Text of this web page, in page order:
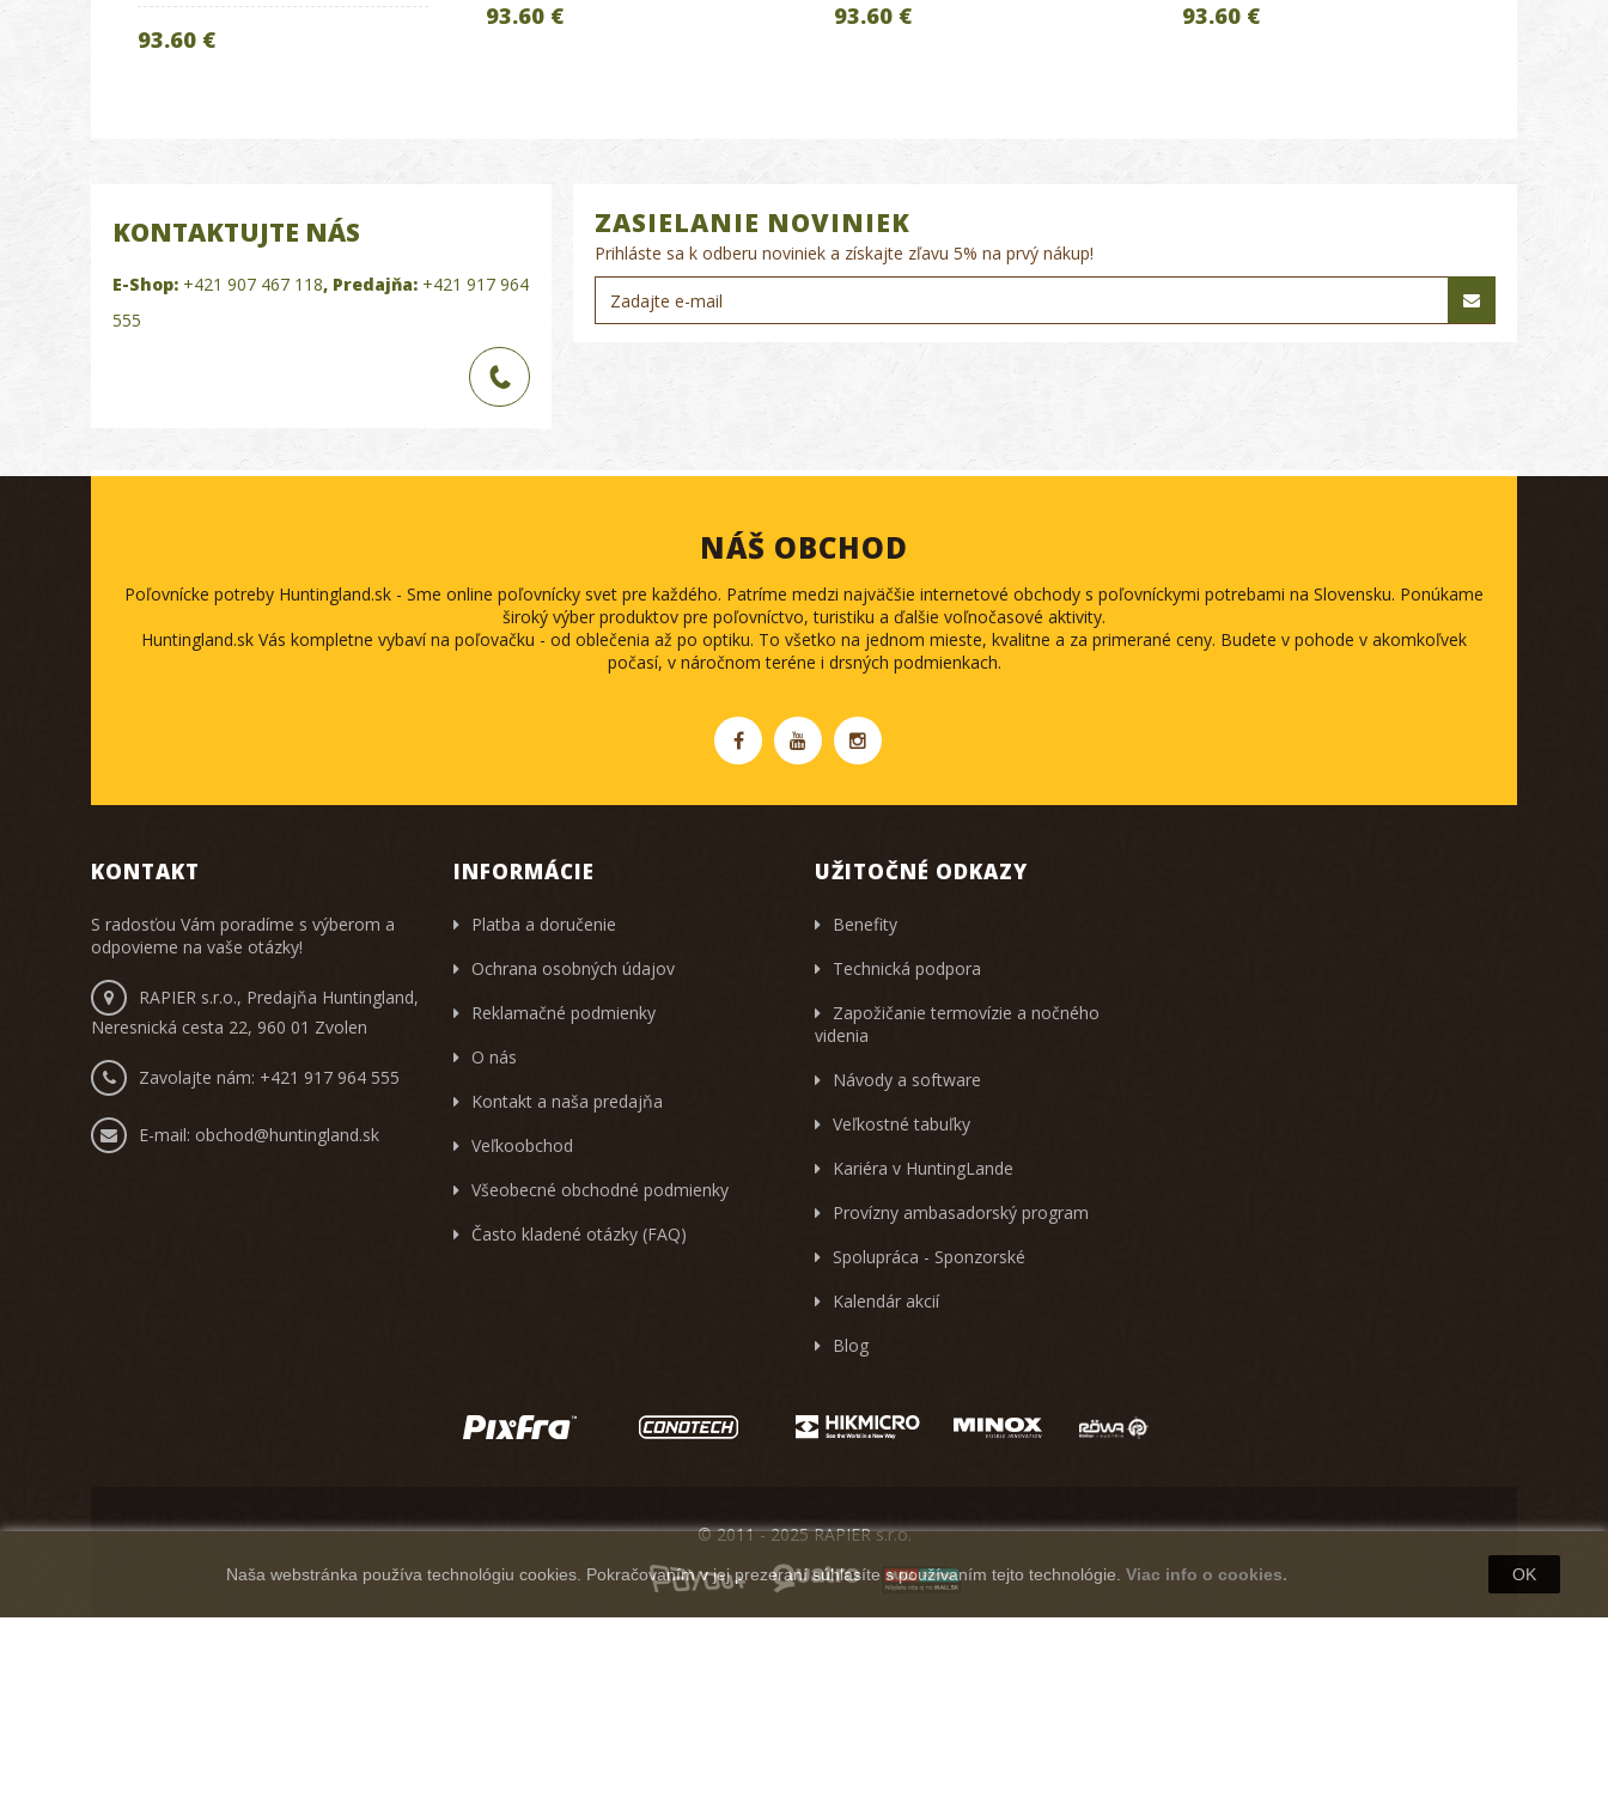
93.60 €
93.60 € 93.60 € 93.60 €
KONTAKTUJTE NÁS
E-Shop: +421 907 467 118, Predajňa: +421 917 964
555
ZASIELANIE NOVINIEK
Prihláste sa k odberu noviniek a získajte zľavu 5% na prvý nákup!
NÁŠ OBCHOD
Poľovnícke potreby Huntingland.sk - Sme online poľovnícky svet pre každého. Patríme medzi najväčšie internetové obchody s poľovníckymi potrebami na Slovensku. Ponúkame
široký výber produktov pre poľovníctvo, turistiku a ďalšie voľnočasové aktivity.
Huntingland.sk Vás kompletne vybaví na poľovačku - od oblečenia až po optiku. To všetko na jednom mieste, kvalitne a za primerané ceny. Budete v pohode v akomkoľvek
počasí, v náročnom teréne i drsných podmienkach.
KONTAKT
S radosťou Vám poradíme s výberom a
odpovieme na vaše otázky!
RAPIER s.r.o., Predajňa Huntingland,
Neresnická cesta 22, 960 01 Zvolen
Zavolajte nám: +421 917 964 555
E-mail: obchod@huntingland.sk
INFORMÁCIE
Platba a doručenie
Ochrana osobných údajov
Reklamačné podmienky
O nás
Kontakt a naša predajňa
Veľkoobchod
Všeobecné obchodné podmienky
Často kladené otázky (FAQ)
UŽITOČNÉ ODKAZY
Benefity
Technická podpora
Zapožičanie termovízie a nočného
videnia
Návody a software
Veľkostné tabuľky
Kariéra v HuntingLande
Provízny ambasadorský program
Spolupráca - Sponzorské
Kalendár akcií
Blog
Naša webstránka používa technológiu cookies. Pokračovaním v jej prezeraní súhlasíte s používaním tejto technológie. Viac info o cookies. OK
© 2011 - 2025 RAPIER s.r.o.